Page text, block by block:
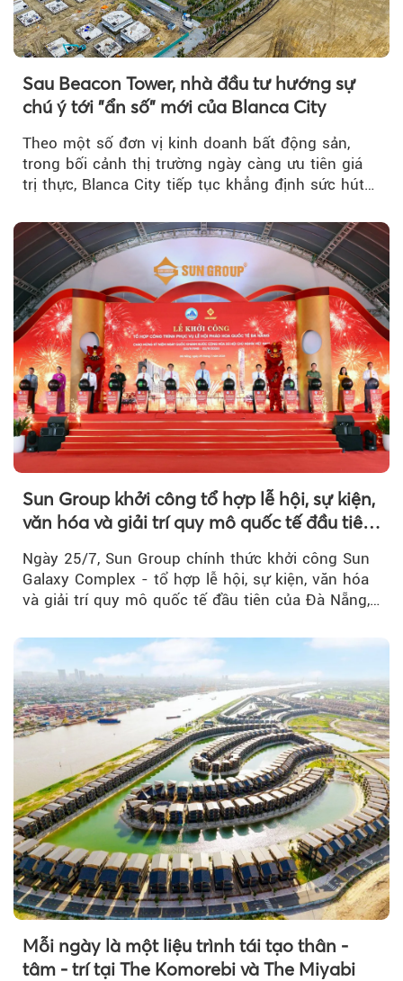
Sau Beacon Tower, nhà đầu tư hướng sự
chú ý tới "ẩn số" mới của Blanca City
Theo một số đơn vị kinh doanh bất động sản,
trong bối cảnh thị trường ngày càng ưu tiên giá
trị thực, Blanca City tiếp tục khẳng định sức hút
Sun Group khởi công tổ hợp lễ hội, sự kiện,
văn hóa và giải trí quy mô quốc tế đầu tiên
Ngày 25/7, Sun Group chính thức khởi công Sun
Galaxy Complex - tổ hợp lễ hội, sự kiện, văn hóa
và giải trí quy mô quốc tế đầu tiên của Đà Nẵng,…
Mỗi ngày là một liệu trình tái tạo thân -
tâm - trí tại The Komorebi và The Miyabi